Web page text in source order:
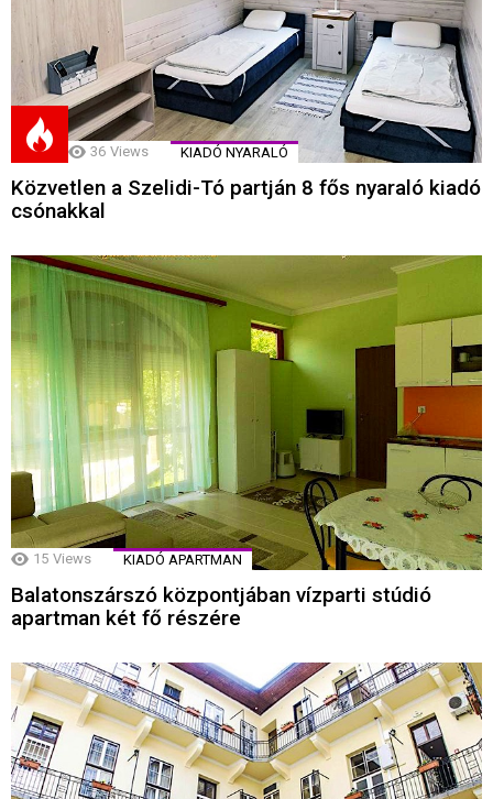
36 Views KIADÓ NYARALÓ
Közvetlen a Szelidi-Tó partján 8 fős nyaraló kiadó
csónakkal
15 Views KIADÓ APARTMAN
Balatonszárszó központjában vízparti stúdió
apartman két fő részére